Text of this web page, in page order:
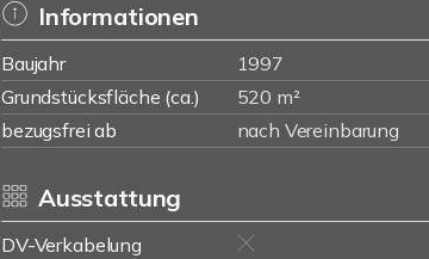
Informationen
Baujahr 1997
Grundstücksfläche (ca.)
520 m²
bezugsfrei ab
nach Vereinbarung
Ausstattung
DV-Verkabelung